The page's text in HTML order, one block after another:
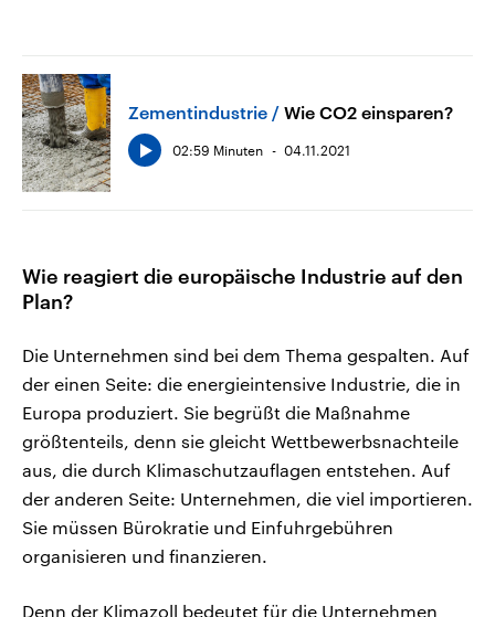
Zementindustrie Wie CO2 einsparen?
02:59 Minuten 04.11.2021
Wie reagiert die europäische Industrie auf den
Plan?
Die Unternehmen sind bei dem Thema gespalten. Auf
der einen Seite: die energieintensive Industrie, die in
Europa produziert. Sie begrüßt die Maßnahme
größtenteils, denn sie gleicht Wettbewerbsnachteile
aus, die durch Klimaschutzauflagen entstehen. Auf
der anderen Seite: Unternehmen, die viel importieren.
Sie müssen Bürokratie und Einfuhrgebühren
organisieren und finanzieren.
Denn der Klimazoll bedeutet für die Unternehmen